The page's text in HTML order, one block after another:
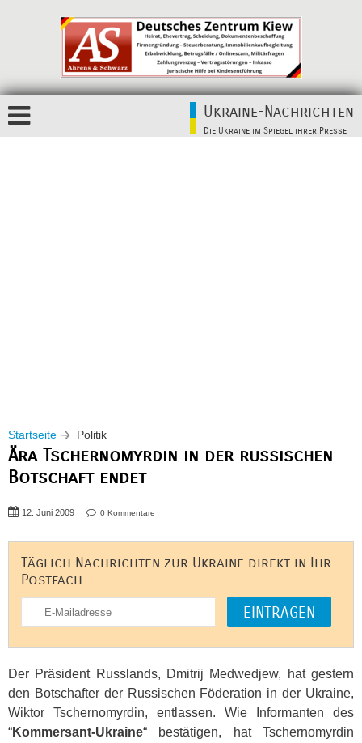
Ukraine-Nachrichten
Die Ukraine im Spiegel ihrer Presse
Startseite Politik
Ära Tschernomyrdin in der russischen
Botschaft endet
12. Juni 2009 0 Kommentare
Täglich Nachrichten zur Ukraine direkt in Ihr
Postfach
Der Präsident Russlands, Dmitrij Medwedjew, hat gestern
den Botschafter der Russischen Föderation in der Ukraine,
Wiktor Tschernomyrdin, entlassen. Wie Informanten des
“Kommersant-Ukraine“ bestätigen, hat Tschernomyrdin